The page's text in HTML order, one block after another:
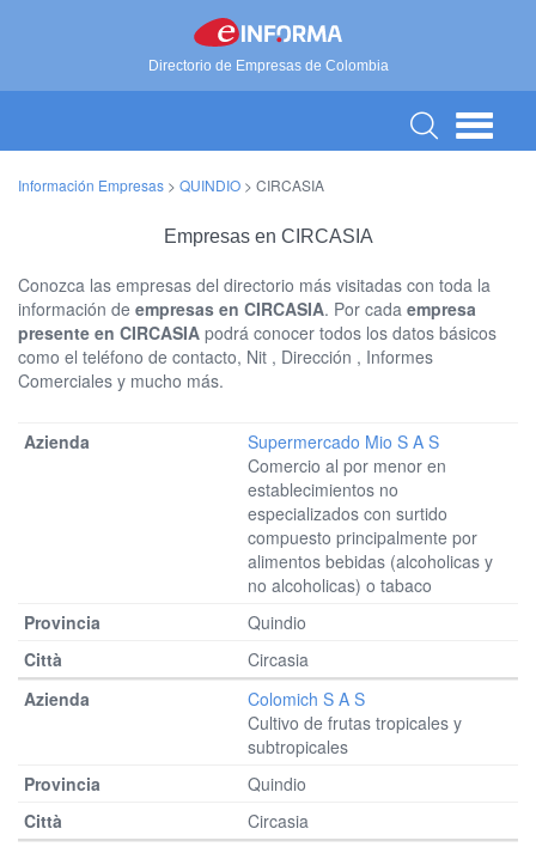
Directorio de Empresas de Colombia
Información Empresas > QUINDIO > CIRCASIA
Empresas en CIRCASIA
Conozca las empresas del directorio más visitadas con toda la
información de empresas en CIRCASIA. Por cada empresa
presente en CIRCASIA podrá conocer todos los datos básicos
como el teléfono de contacto, Nit , Dirección , Informes
Comerciales y mucho más.
Supermercado Mio S A S
Comercio al por menor en
establecimientos no
especializados con surtido
compuesto principalmente por
alimentos bebidas (alcoholicas y
no alcoholicas) o tabaco
Quindio
Circasia
Colomich S A S
Cultivo de frutas tropicales y
subtropicales
Quindio
Circasia